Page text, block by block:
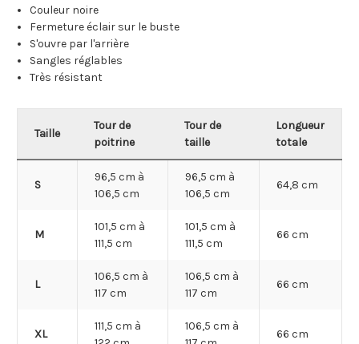
Couleur noire
Fermeture éclair sur le buste
S'ouvre par l'arrière
Sangles réglables
Très résistant
Taille
Tour de
poitrine
Tour de
taille
Longueur
totale
S
96,5 cm à
106,5 cm
96,5 cm à
106,5 cm
64,8 cm
M
101,5 cm à
111,5 cm
101,5 cm à
111,5 cm
66 cm
L
106,5 cm à
117 cm
106,5 cm à
117 cm
66 cm
XL
111,5 cm à
106,5 cm à
66 cm